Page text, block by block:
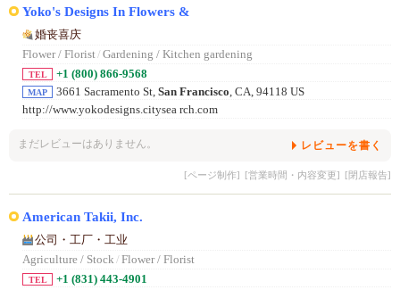
Yoko's Designs In Flowers &
婚丧喜庆
Flower / Florist/ Gardening / Kitchen gardening
TEL +1 (800) 866-9568
MAP 3661 Sacramento St, San Francisco, CA, 94118 US
http://www.yokodesigns.citysea rch.com
まだレビューはありません。 レビューを書く
[ページ制作] [営業時間・内容変更] [閉店報告]
American Takii, Inc.
公司・工厂・工业
Agriculture / Stock / Flower / Florist
TEL +1 (831) 443-4901